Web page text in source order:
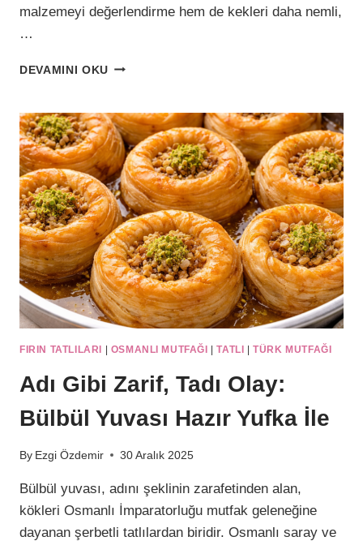
malzemeyi değerlendirme hem de kekleri daha nemli,
…
DEVAMINI OKU SESSIZCE
TAT:
PIRASALI
KEK
FIRIN TATLILARI OSMANLI MUTFAĞI |TATLI |TÜRK MUTFAĞI
Adı Gibi Zarif, Tadı Olay:
Bülbül Yuvası Hazır Yufka İle
By Ezgi Özdemir 30 Aralık 2025
Bülbül yuvası, adını şeklinin zarafetinden alan,
kökleri Osmanlı İmparatorluğu mutfak geleneğine
dayanan şerbetli tatlılardan biridir. Osmanlı saray ve